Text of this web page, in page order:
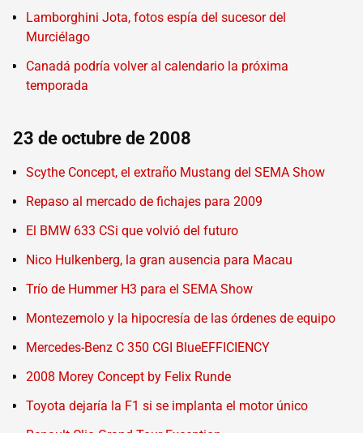
Lamborghini Jota, fotos espía del sucesor del
Murciélago
Canadá podría volver al calendario la próxima
temporada
23 de octubre de 2008
Scythe Concept, el extraño Mustang del SEMA Show
Repaso al mercado de fichajes para 2009
El BMW 633 CSi que volvió del futuro
Nico Hulkenberg, la gran ausencia para Macau
Trío de Hummer H3 para el SEMA Show
Montezemolo y la hipocresía de las órdenes de equipo
Mercedes-Benz C 350 CGI BlueEFFICIENCY
2008 Morey Concept by Felix Runde
Toyota dejaría la F1 si se implanta el motor único